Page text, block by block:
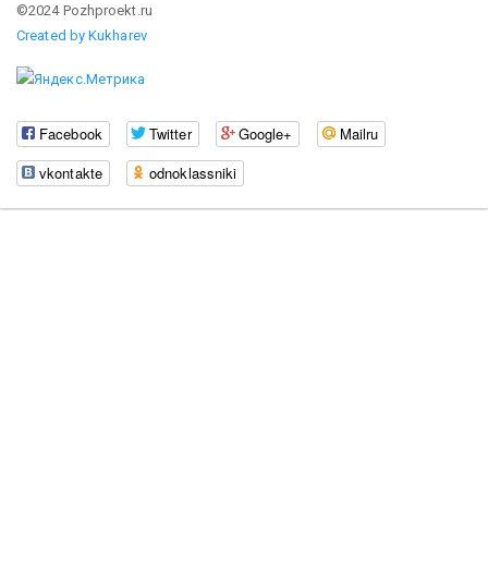
©2024 Pozhproekt.ru
Created by Kukharev
Facebook Twitter Google+
Mailru
vkontakte
odnoklassniki